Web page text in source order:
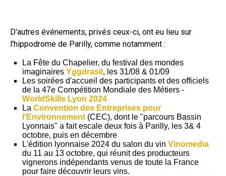
D'autres événements, privés ceux-ci, ont eu lieu sur
l'hippodrome de Parilly, comme notamment :
La Fête du Chapelier, du festival des mondes
imaginaires Yggdrasil , les 31/08 & 01/09
Les soirées d'accueil des participants et des officiels
de la 47e Compétition Mondiale des Métiers -
WorldSkills Lyon 2024
La Convention des Entreprises pour
l'Environnement (CEC), dont le "parcours Bassin
Lyonnais" a fait escale deux fois à Parilly, les 3& 4
octobre, puis en décembre
L'édition lyonnaise 2024 du salon du vin Vinomedia
du 11 au 13 octobre, qui réunit des producteurs
vignerons indépendants venus de toute la France
pour faire découvrir leurs vins.